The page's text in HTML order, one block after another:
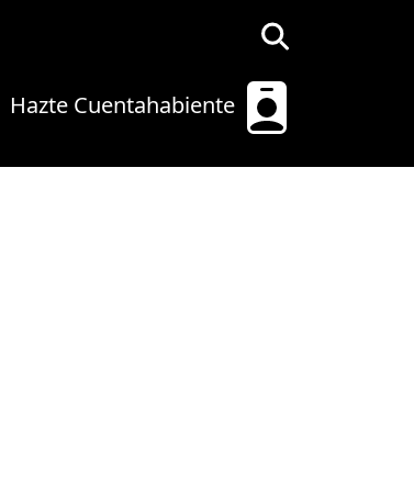
Hazte Cuentahabiente